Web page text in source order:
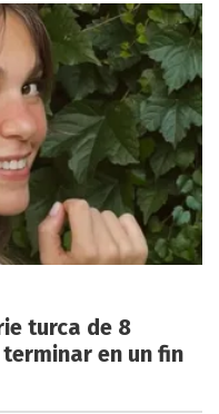
turca de 8
en un fin